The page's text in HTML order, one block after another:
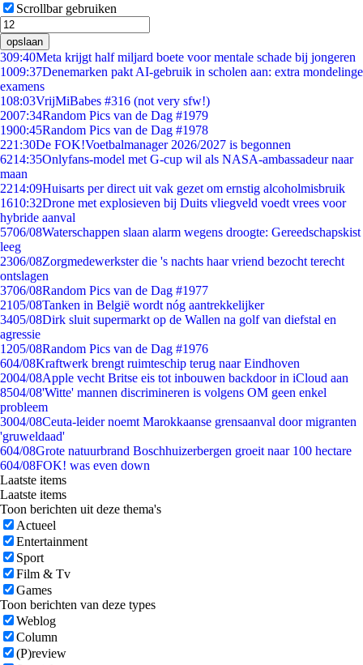
Scrollbar gebruiken
opslaan
309:40Meta krijgt half miljard boete voor mentale schade bij jongeren
1009:37Denemarken pakt AI-gebruik in scholen aan: extra mondelinge
examens
108:03VrijMiBabes #316 (not very sfw!)
2007:34Random Pics van de Dag #1979
1900:45Random Pics van de Dag #1978
221:30De FOK!Voetbalmanager 2026/2027 is begonnen
6214:35Onlyfans-model met G-cup wil als NASA-ambassadeur naar
maan
2214:09Huisarts per direct uit vak gezet om ernstig alcoholmisbruik
1610:32Drone met explosieven bij Duits vliegveld voedt vrees voor
hybride aanval
5706/08Waterschappen slaan alarm wegens droogte: Gereedschapskist
leeg
2306/08Zorgmedewerkster die 's nachts haar vriend bezocht terecht
ontslagen
3706/08Random Pics van de Dag #1977
2105/08Tanken in België wordt nóg aantrekkelijker
3405/08Dirk sluit supermarkt op de Wallen na golf van diefstal en
agressie
1205/08Random Pics van de Dag #1976
604/08Kraftwerk brengt ruimteschip terug naar Eindhoven
2004/08Apple vecht Britse eis tot inbouwen backdoor in iCloud aan
8504/08'Witte' mannen discrimineren is volgens OM geen enkel
probleem
3004/08Ceuta-leider noemt Marokkaanse grensaanval door migranten
'gruweldaad'
604/08Grote natuurbrand Boschhuizerbergen groeit naar 100 hectare
604/08FOK! was even down
Laatste items
Laatste items
Toon berichten uit deze thema's
Actueel
Entertainment
Sport
Film & Tv
Games
Toon berichten van deze types
Weblog
Column
(P)review